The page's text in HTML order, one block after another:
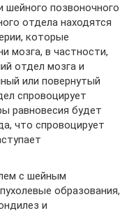
шейного позвоночного
отдела находятся
которые
мозга, в частности,
отдел мозга и
или повернутый
спровоцирует
равновесия будет
что спровоцирует
с шейным
образования,
и